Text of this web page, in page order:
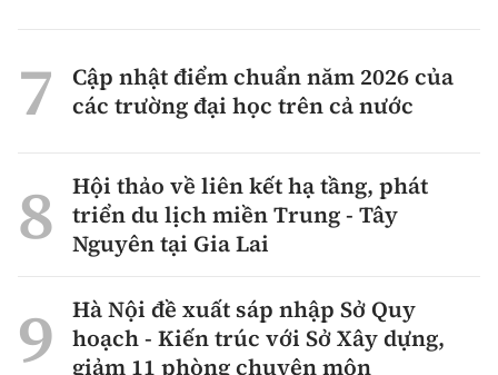
Cập nhật điểm chuẩn năm 2026 của
các trường đại học trên cả nước
Hội thảo về liên kết hạ tầng, phát
triển du lịch miền Trung - Tây
Nguyên tại Gia Lai
Hà Nội đề xuất sáp nhập Sở Quy
hoạch - Kiến trúc với Sở Xây dựng,
giảm 11 phòng chuyên môn